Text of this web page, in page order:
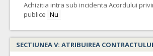
Achizitia intra sub incidenta Acordului
publice Nu
SECTIUNEA V: ATRIBUIREA CONTRACTULUI